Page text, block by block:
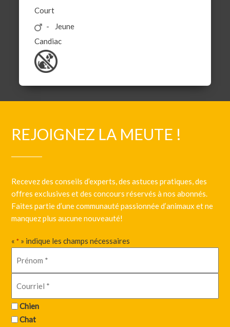
Court
Jeune
Candiac
REJOIGNEZ LA MEUTE !
Recevez des conseils d’experts, des astuces pratiques, des
offres exclusives et des concours réservés à nos abonnés.
Faites partie d’une communauté passionnée d’animaux et ne
manquez plus aucune nouveauté!
«* » indique les champs nécessaires
Chien
Chat